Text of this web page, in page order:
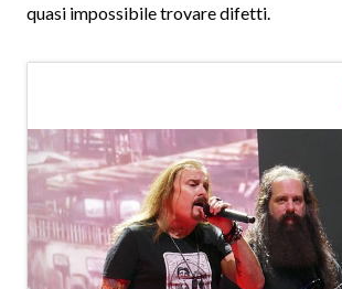
quasi impossibile trovare difetti.